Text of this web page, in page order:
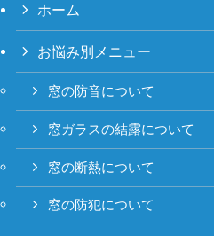
ホーム
お悩み別メニュー
窓の防音について
窓ガラスの結露について
窓の断熱について
窓の防犯について